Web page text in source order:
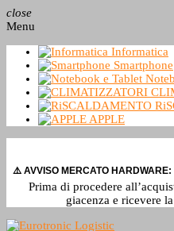
close
Menu
Informatica
Smartphone
APPLE
⚠️ AVVISO MERCATO
Prima di procedere
giacenza e ricevere